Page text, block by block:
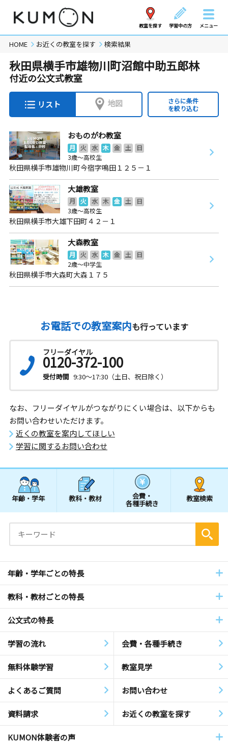
教室を探す 学習中の方 メニュー
HOME お近くの教室を探す 検索結果
秋田県横手市雄物川町沼館中助五郎林
付近の公文式教室
リスト 地図
さらに条件
を絞り込む
おものがわ教室
月 火 水 木 金 土
日
3歳～高校生
秋田県横手市雄物川町今宿字鳴田１２５－１
大雄教室
月 火 水 木 金 土
日
3歳～高校生
秋田県横手市大雄下田町４２－１
大森教室
月 火 水 木 金 土
日
2歳～中学生
秋田県横手市大森町大森１７５
お電話での教室案内も行っています
フリーダイヤル
0120-372-100
受付時間 9:30～17:30（土日、祝日除く）
なお、フリーダイヤルがつながりにくい場合は、以下からも
お問い合わせいただけます。
近くの教室を案内してほしい
学習に関するお問い合わせ
年齢・学年 教科・教材 会費・
各種手続き
教室検索
年齢・学年ごとの特長
教科・教材ごとの特長
公文式の特長
学習の流れ 会費・各種手続き
無料体験学習 教室見学
よくあるご質問 お問い合わせ
資料請求 お近くの教室を探す
KUMON体験者の声